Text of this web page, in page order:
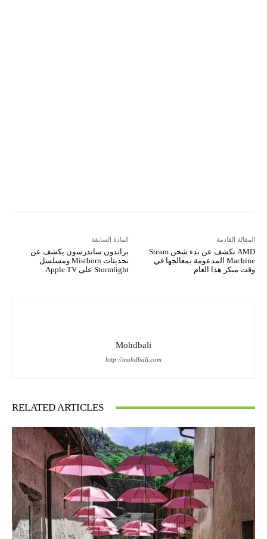
المادة السابقة
براندون ساندرسون يكشف عن
تحديثات Mistborn ومسلسل
Stormlight على Apple TV
المقالة القادمة
AMD تكشف عن بدء شحن Steam
Machine المدعومة بمعالجها في
وقت مبكر هذا العام
Mohdbali
http://mohdbali.com
RELATED ARTICLES